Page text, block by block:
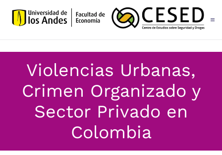
Skip to main content
Violencias Urbanas,
Crimen Organizado y
Sector Privado en
Colombia